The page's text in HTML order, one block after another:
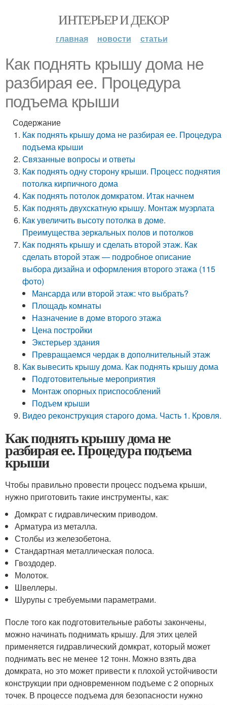
ИНТЕРЬЕР И ДЕКОР
главная новости статьи
Как поднять крышу дома не
разбирая ее. Процедура
подъема крыши
Содержание
Как поднять крышу дома не разбирая ее. Процедура
подъема крыши
Связанные вопросы и ответы
Как поднять одну сторону крыши. Процесс поднятия
потолка кирпичного дома
Как поднять потолок домкратом. Итак начнем
Как поднять двухскатную крышу. Монтаж муэрлата
Как увеличить высоту потолка в доме.
Преимущества зеркальных полов и потолков
Как поднять крышу и сделать второй этаж. Как
сделать второй этаж — подробное описание
выбора дизайна и оформления второго этажа (115
фото)
Мансарда или второй этаж: что выбрать?
Площадь комнаты
Назначение в доме второго этажа
Цена постройки
Экстерьер здания
Превращаемся чердак в дополнительный этаж
Как вывесить крышу дома. Как поднять крышу дома
Подготовительные мероприятия
Монтаж опорных приспособлений
Подъем крыши
Видео реконструкция старого дома. Часть 1. Кровля.
Как поднять крышу дома не
разбирая ее. Процедура подъема
крыши
Чтобы правильно провести процесс подъема крыши,
нужно приготовить такие инструменты, как:
Домкрат с гидравлическим приводом.
Арматура из металла.
Столбы из железобетона.
Стандартная металлическая полоса.
Гвоздодер.
Молоток.
Швеллеры.
Шурупы с требуемыми параметрами.
После того как подготовительные работы закончены,
можно начинать поднимать крышу. Для этих целей
применяется гидравлический домкрат, который может
поднимать вес не менее 12 тонн. Можно взять два
домкрата, но это может привести к плохой устойчивости
конструкции при одновременном подъеме с 2 опорных
точек. В процессе подъема для безопасности нужно